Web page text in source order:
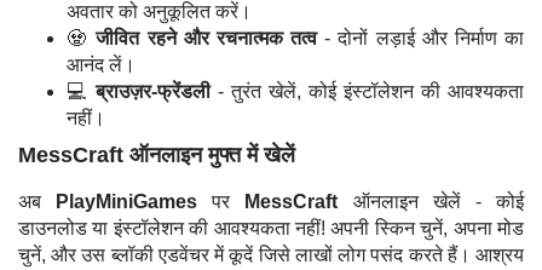
अवतार को अनुकूलित करें।
🧟जीवित रहने और रचनात्मक तत्व- दोनों लड़ाई और निर्माण का
आनंद लें।
💻ब्राउज़र-फ्रेंडली- तुरंत खेलें, कोई इंस्टॉलेशन की आवश्यकता
नहीं।
MessCraft ऑनलाइन मुफ्त में खेलें
अब PlayMiniGames पर MessCraft ऑनलाइन खेलें - कोई
डाउनलोड या इंस्टॉलेशन की आवश्यकता नहीं! अपनी स्किन चुनें, अपना मोड
चुनें, और उस ब्लॉकी एडवेंचर में कूदें जिसे लाखों लोग पसंद करते हैं। आश्रय